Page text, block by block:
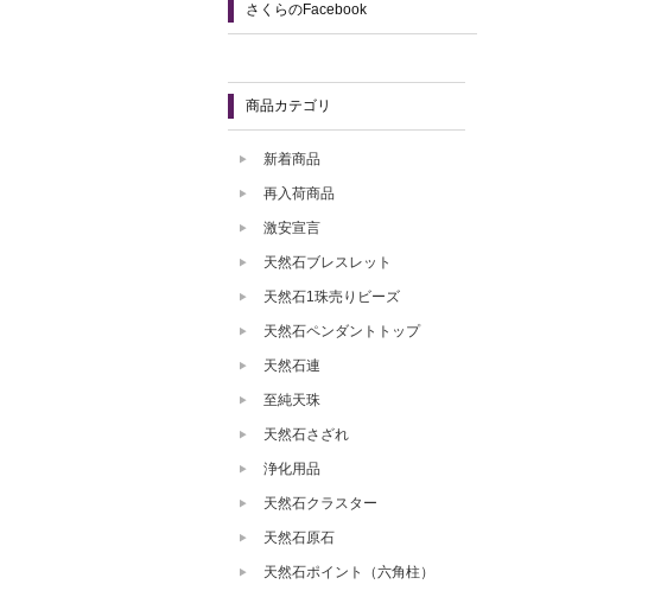
さくらのFacebook
商品カテゴリ
新着商品
再入荷商品
激安宣言
天然石ブレスレット
天然石1珠売りビーズ
天然石ペンダントトップ
天然石連
至純天珠
天然石さざれ
浄化用品
天然石クラスター
天然石原石
天然石ポイント（六角柱）